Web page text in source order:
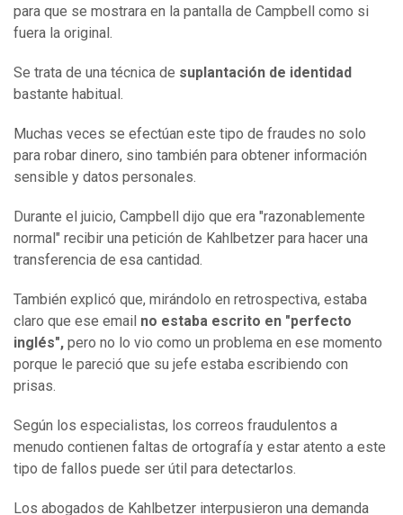
para que se mostrara en la pantalla de Campbell como si
fuera la original.
Se trata de una técnica de suplantación de identidad
bastante habitual.
Muchas veces se efectúan este tipo de fraudes no solo
para robar dinero, sino también para obtener información
sensible y datos personales.
Durante el juicio, Campbell dijo que era "razonablemente
normal" recibir una petición de Kahlbetzer para hacer una
transferencia de esa cantidad.
También explicó que, mirándolo en retrospectiva, estaba
claro que ese email no estaba escrito en "perfecto
inglés", pero no lo vio como un problema en ese momento
porque le pareció que su jefe estaba escribiendo con
prisas.
Según los especialistas, los correos fraudulentos a
menudo contienen faltas de ortografía y estar atento a este
tipo de fallos puede ser útil para detectarlos.
Los abogados de Kahlbetzer interpusieron una demanda